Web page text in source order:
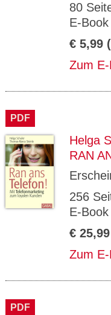
80
E-
€ 5,99
Zum
PDF
Helga
RAN
256
E-
€
Zum
PDF